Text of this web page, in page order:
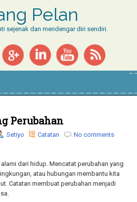
Pelan
sejenak dan mendengar diri sendiri.
l
e
i
g
Perubahan
Setiyo Catatan No comments
dari hidup. Mencatat perubahan yang
atau hubungan membantu kita
Catatan membuat perubahan menjadi